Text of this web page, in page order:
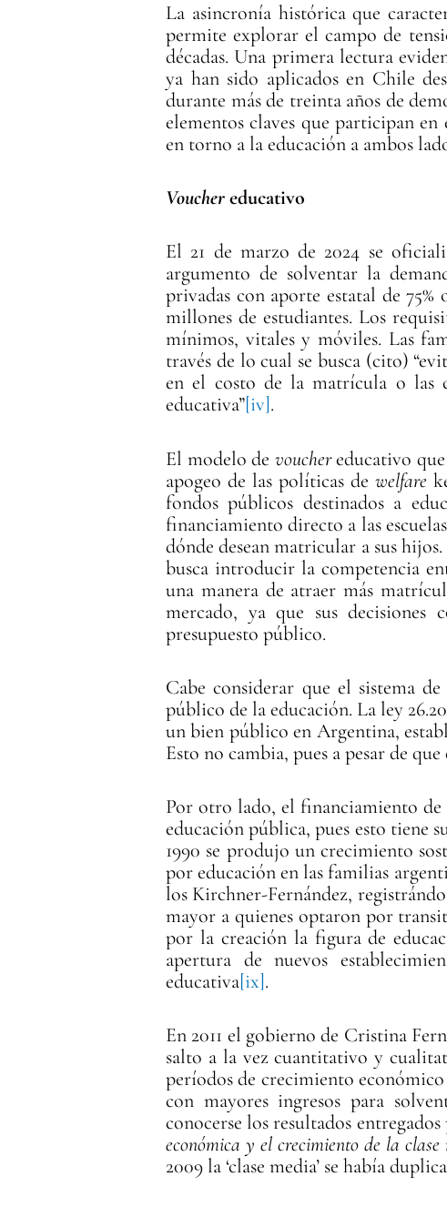
La asincronía histórica que
permite explorar el campo de
décadas. Una primera lectura
ya han sido aplicados en Chile
durante más de treinta años de
elementos claves que participan
en torno a la educación a ambos
Vouchereducativo
El 21 de marzo de 2024 se
argumento de solventar la
privadas con aporte estatal de
millones de estudiantes. Los
mínimos, vitales y móviles. Las
través de lo cual se busca (cito)
en el costo de la matrícula o las
educativa”[iv].
El modelo de vouchereducativo
apogeo de las políticas dewelfare
fondos públicos destinados a
financiamiento directo a las
dónde desean matricular a sus
busca introducir la competencia
una manera de atraer más
mercado, ya que sus
presupuesto público.
Cabe considerar que el sistema
público de la educación. La ley
un bien público en Argentina,
Esto no cambia, pues a pesar de
Por otro lado, el financiamiento de
educación pública, pues esto tiene
1990 se produjo un crecimiento
por educación en las familias
los Kirchner-Fernández,
mayor a quienes optaron por
por la creación la figura de
apertura de nuevos
educativa[ix].
En 2011 el gobierno de Cristina
salto a la vez cuantitativo y
períodos de crecimiento
con mayores ingresos para
conocerse los resultados
económica y el crecimiento de la
2009 la ‘clase media’ se había